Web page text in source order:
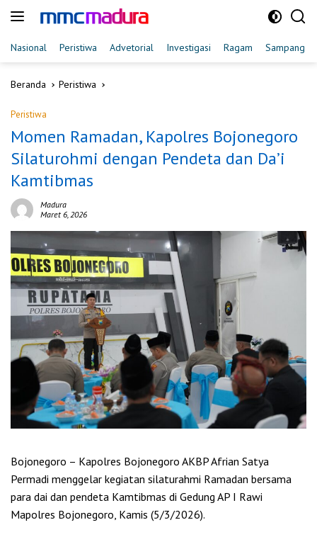
Nasional Peristiwa Advetorial Investigasi Ragam Sampang
Beranda Peristiwa
Peristiwa
Momen Ramadan, Kapolres Bojonegoro
Silaturohmi dengan Pendeta dan Da’i
Kamtibmas
Madura
Maret 6, 2026
Bojonegoro – Kapolres Bojonegoro AKBP Afrian Satya
Permadi menggelar kegiatan silaturahmi Ramadan bersama
para dai dan pendeta Kamtibmas di Gedung AP I Rawi
Mapolres Bojonegoro, Kamis (5/3/2026).